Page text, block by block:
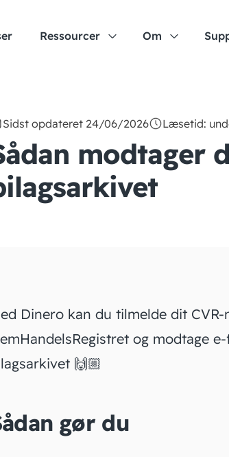
Ressourcer Om
Sidst opdateret 24/06/2026 Læsetid:
modtager
Dinero kan du tilmelde dit
og modtage
🙌🏼
gør du